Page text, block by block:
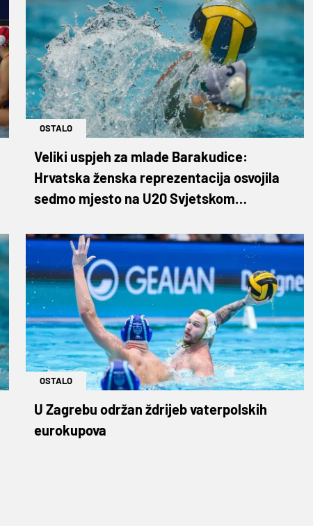
OSTALO
Veliki uspjeh za mlade Barakudice:
Hrvatska ženska reprezentacija osvojila
sedmo mjesto na U20 Svjetskom
OSTALO
U Zagrebu održan ždrijeb vaterpolskih
eurokupova